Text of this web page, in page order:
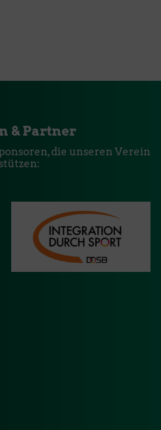
& Partner
die unseren Verein